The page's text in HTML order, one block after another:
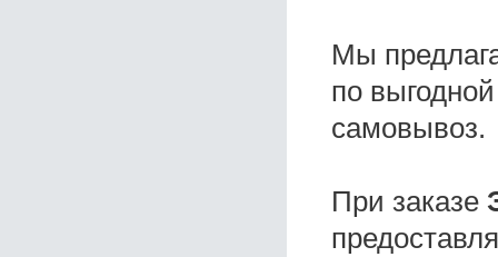
Мы
по
самовывоз.
При заказе